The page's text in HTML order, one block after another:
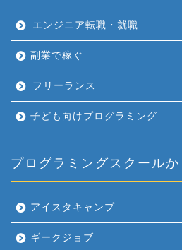
エンジニア転職・就職
副業で稼ぐ
フリーランス
子ども向けプログラミング
プログラミングスクールか
アイスタキャンプ
ギークジョブ